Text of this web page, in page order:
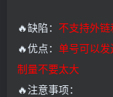
🔥缺陷： 不支持外
🔥优点： 单号可以
制量不要太大
🔥注意事项：